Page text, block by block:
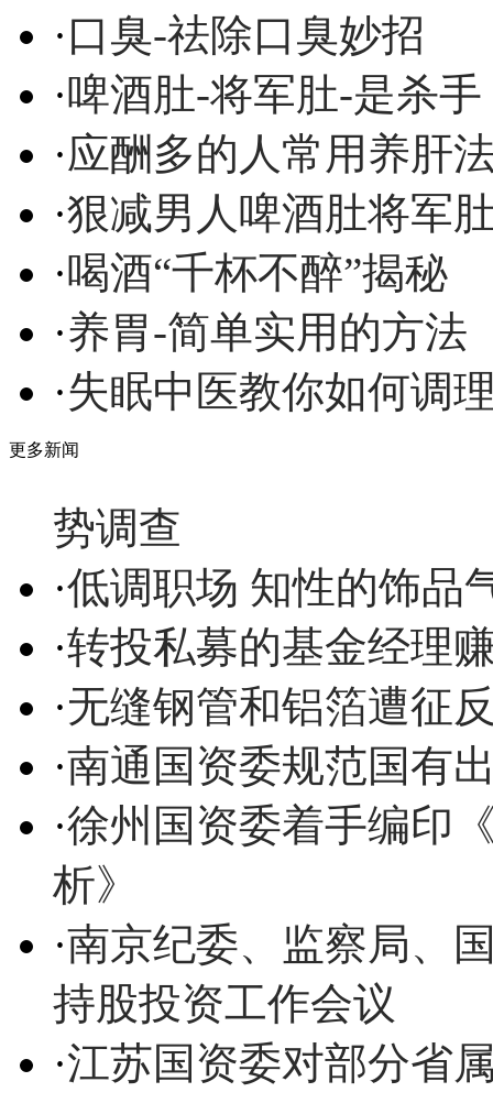
·口臭-祛除口臭妙招
·啤酒肚-将军肚-是杀手
·应酬多的人常用养肝
·狠减男人啤酒肚将军
·喝酒“千杯不醉”揭秘
·养胃-简单实用的方法
·失眠中医教你如何调
更多新闻
势调查
·低调职场 知性的饰品
·转投私募的基金经理
·无缝钢管和铝箔遭征
·南通国资委规范国有
·徐州国资委着手编印
析》
·南京纪委、监察局、
持股投资工作会议
·江苏国资委对部分省